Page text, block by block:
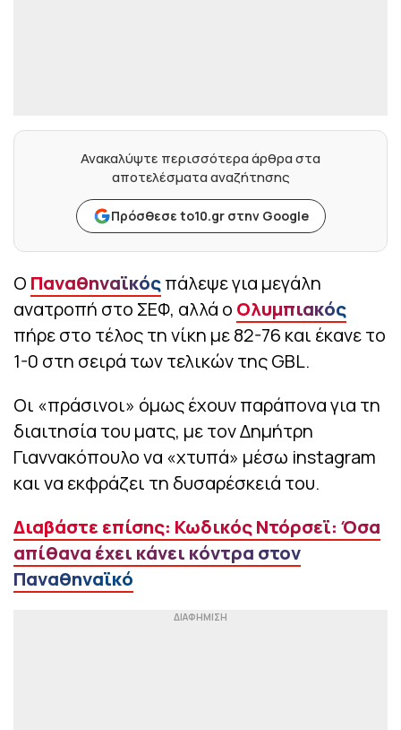
Ανακαλύψτε περισσότερα άρθρα στα
αποτελέσματα αναζήτησης
Πρόσθεσε to10.gr στην Google
Ο Παναθηναϊκόςπάλεψε για μεγάλη
ανατροπή στο ΣΕΦ, αλλά ο Ολυμπιακός
πήρε στο τέλος τη νίκη με 82-76 και έκανε το
1-0 στη σειρά των τελικών της GBL.
Οι «πράσινοι» όμως έχουν παράπονα για τη
διαιτησία του ματς, με τον Δημήτρη
Γιαννακόπουλο να «χτυπά» μέσω instagram
και να εκφράζει τη δυσαρέσκειά του.
Διαβάστε επίσης: Κωδικός Ντόρσεϊ: Όσα
απίθανα έχει κάνει κόντρα στον
Παναθηναϊκό